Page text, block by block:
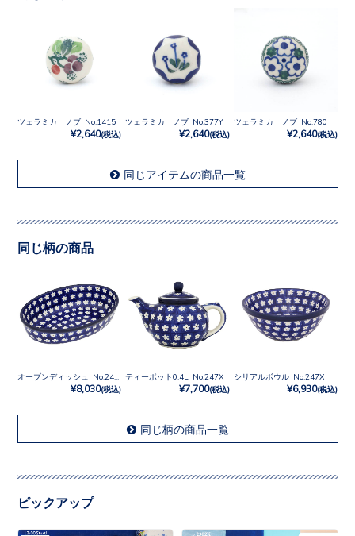
ツェラミカ ノブ No.1415
¥2,640(税込)
ツェラミカ ノブ No.377Y
¥2,640(税込)
ツェラミカ ノブ No.780
¥2,640(税込)
同じアイテムの商品一覧
同じ柄の商品
¥8,030(税込)
ティーポット0.4L No.247X
¥7,700(税込)
シリアルボウル No.247X
¥6,930(税込)
同じ柄の商品一覧
ピックアップ